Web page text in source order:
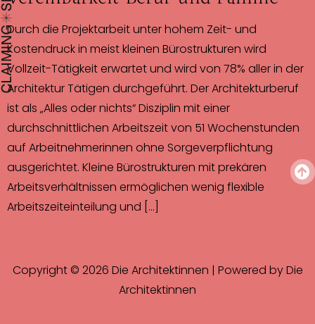
Durch die Projektarbeit unter hohem Zeit- und
Kostendruck in meist kleinen Bürostrukturen wird
Vollzeit-Tätigkeit erwartet und wird von 78% aller in der
Architektur Tätigen durchgeführt. Der Architekturberuf
ist als „Alles oder nichts“ Disziplin mit einer
durchschnittlichen Arbeitszeit von 51 Wochenstunden
auf Arbeitnehmerinnen ohne Sorgeverpflichtung
ausgerichtet. Kleine Bürostrukturen mit prekären
Arbeitsverhältnissen ermöglichen wenig flexible
Arbeitszeiteinteilung und […]
Copyright © 2026 Die Architektinnen | Powered by Die
Architektinnen